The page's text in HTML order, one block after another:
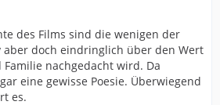
des Films sind die wenigen der
aber doch eindringlich über den Wert
nachgedacht wird. Da
eine gewisse Poesie. Überwiegend
es.